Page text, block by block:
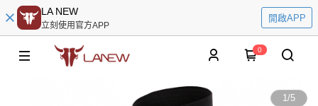
LA NEW
立刻使用官方APP
開啟APP
0
1/5